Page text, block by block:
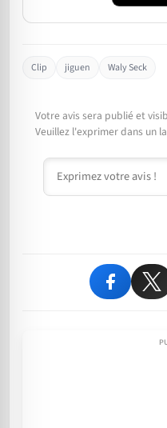
Clip jiguen Waly Seck
Votre avis sera publié et
Veuillez l'exprimer dans un
Commentaire